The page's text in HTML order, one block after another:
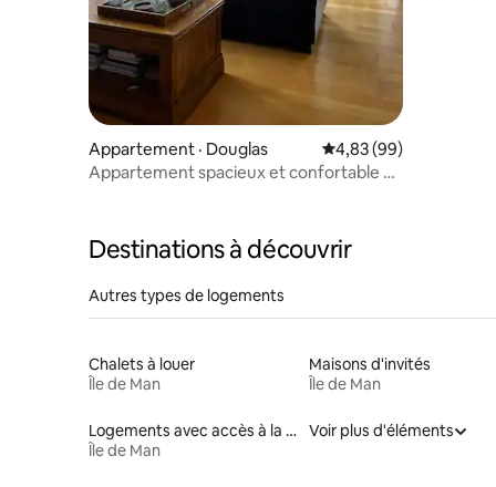
Appartement · Douglas Note moyenne de
4,83 (99)
Appartement spacieux et confortable au
Destinations à découvrir
Autres types de logements
Chalets à louer
Île de Man
Maisons d'invités
Île de Man
Logements avec accès à la plage
Île de Man
Voir plus d'éléments